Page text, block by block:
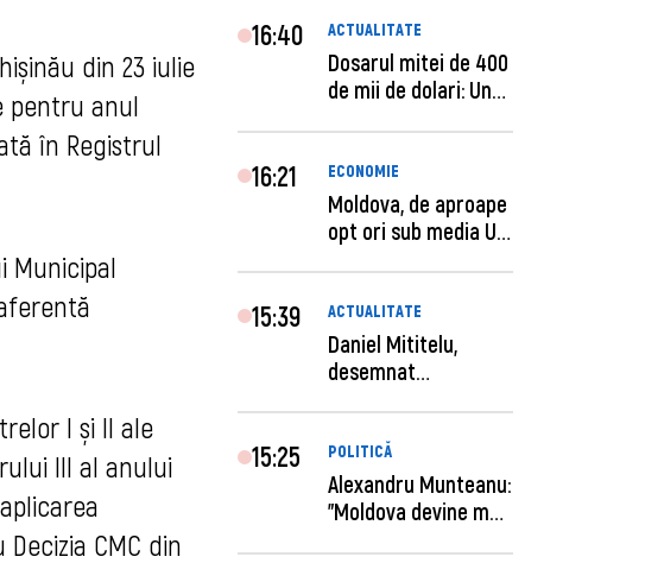
din 23 iulie
pentru anul
în Registrul
Municipal
I și II ale
III al anului
CMC din
16:40 ACTUALITATE
Dosarul mitei de 400
de mii de dolari: Un
16:21 ECONOMIE
Moldova, de aproape
opt ori sub media UE
15:39 ACTUALITATE
Daniel Mititelu,
desemnat
15:25 POLITICĂ
Alexandru Munteanu:
"Moldova devine mai